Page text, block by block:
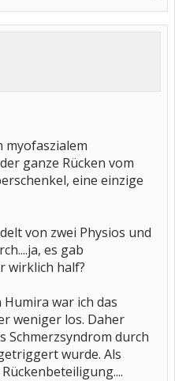
myofaszialem
ganze Rücken vom
eine einzige
von zwei Physios und
es gab
wirklich half?
Humira war ich das
weniger los. Daher
Schmerzsyndrom durch
wurde. Als